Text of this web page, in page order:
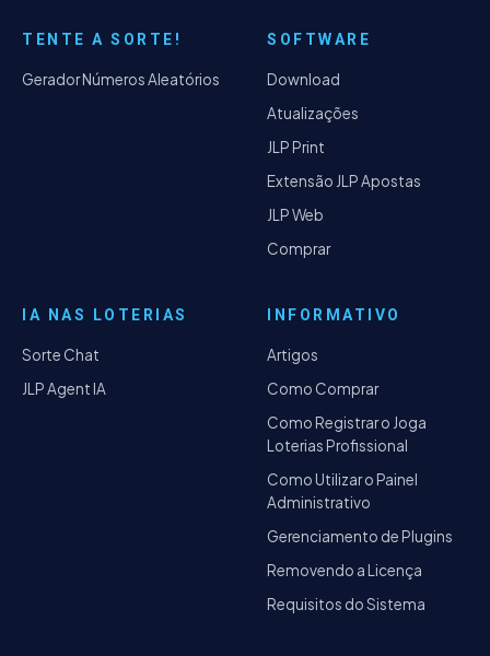
TENTE A SORTE!
Gerador Números Aleatórios
SOFTWARE
Download
Atualizações
JLP Print
Extensão JLP Apostas
JLP Web
Comprar
IA NAS LOTERIAS
Sorte Chat
JLP Agent IA
INFORMATIVO
Artigos
Como Comprar
Como Registrar o Joga
Loterias Profissional
Como Utilizar o Painel
Administrativo
Gerenciamento de Plugins
Removendo a Licença
Requisitos do Sistema